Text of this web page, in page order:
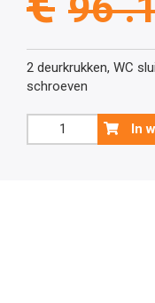
2 deurkrukken, WC
schroeven
look
In